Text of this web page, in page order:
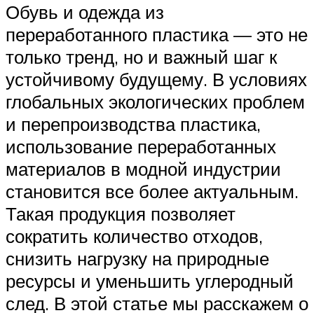
Обувь и одежда из
переработанного пластика — это не
только тренд, но и важный шаг к
устойчивому будущему. В условиях
глобальных экологических проблем
и перепроизводства пластика,
использование переработанных
материалов в модной индустрии
становится все более актуальным.
Такая продукция позволяет
сократить количество отходов,
снизить нагрузку на природные
ресурсы и уменьшить углеродный
след. В этой статье мы расскажем о